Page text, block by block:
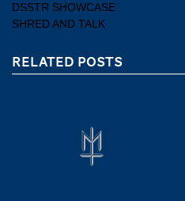
DSSTR SHOWCASE
SHRED AND TALK
RELATED POSTS